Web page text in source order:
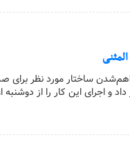
ساختار مورد نظر
اجرای این کار را از دوشنبه